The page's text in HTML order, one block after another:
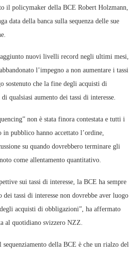
il policymaker della BCE Robert Holzmann,
data della banca sulla sequenza delle sue
nuovi livelli record negli ultimi mesi,
l’impegno a non aumentare i tassi
sostenuto che la fine degli acquisti di
qualsiasi aumento dei tassi di interesse.
non è stata finora contestata e tutti i
pubblico hanno accettato l’ordine,
su quando dovrebbero terminare gli
come allentamento quantitativo.
sui tassi di interesse, la BCE ha sempre
dei tassi di interesse non dovrebbe aver luogo
acquisti di obbligazioni”, ha affermato
al quotidiano svizzero NZZ.
sequenziamento della BCE è che un rialzo del